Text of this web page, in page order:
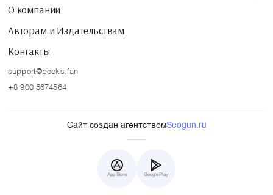
О компании
Авторам и Издательствам
Контакты
support@books.fan
+8 900 5674564
Сайт создан агентствомSeogun.ru
App Store Google Play